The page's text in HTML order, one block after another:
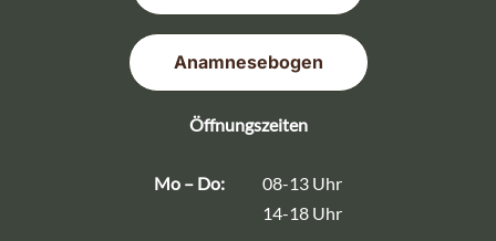
Anamnesebogen
Öffnungszeiten
Mo – Do:
08-13 Uhr
14-18 Uhr